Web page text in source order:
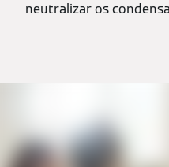
neutralizar os